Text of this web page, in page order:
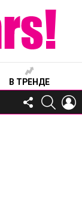
В ТРЕНДЕ
FOLLOW
US